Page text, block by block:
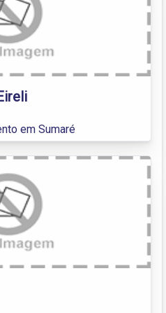
em Sumaré